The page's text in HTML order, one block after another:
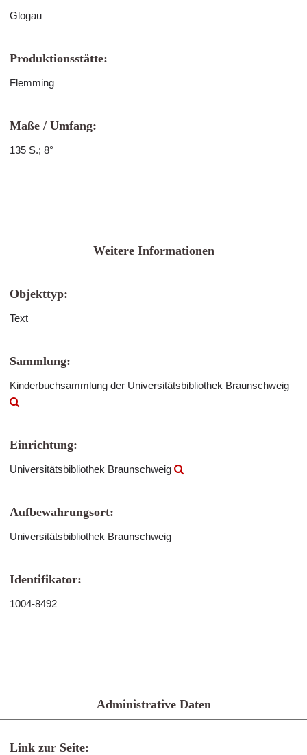
Glogau
Produktionsstätte:
Flemming
Maße / Umfang:
135 S.; 8°
Weitere Informationen
Objekttyp:
Text
Sammlung:
Kinderbuchsammlung der Universitätsbibliothek Braunschweig
Einrichtung:
Universitätsbibliothek Braunschweig
Aufbewahrungsort:
Universitätsbibliothek Braunschweig
Identifikator:
1004-8492
Administrative Daten
Link zur Seite: